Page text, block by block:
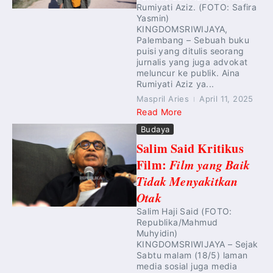
Rumiyati Aziz. (FOTO: Safira
Yasmin)
KINGDOMSRIWIJAYA,
Palembang – Sebuah buku
puisi yang ditulis seorang
jurnalis yang juga advokat
meluncur ke publik. Aina
Rumiyati Aziz ya...
Maspril Aries April 11, 2025
Read More
Budaya
Salim Said Kritikus
Film:Film yang Baik
Tidak Menyakitkan
Otak
Salim Haji Said (FOTO:
Republika/Mahmud
Muhyidin)
KINGDOMSRIWIJAYA – Sejak
Sabtu malam (18/5) laman
media sosial juga media